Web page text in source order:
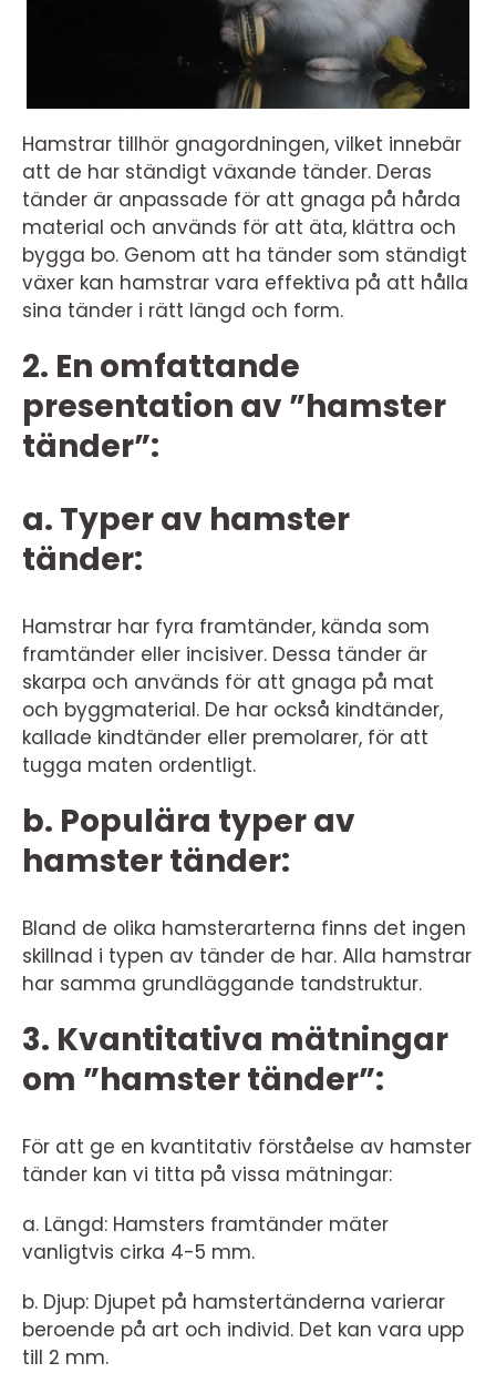
Hamstrar tillhör gnagordningen, vilket innebär
att de har ständigt växande tänder. Deras
tänder är anpassade för att gnaga på hårda
material och används för att äta, klättra och
bygga bo. Genom att ha tänder som ständigt
växer kan hamstrar vara effektiva på att hålla
sina tänder i rätt längd och form.
2. En omfattande
presentation av ”hamster
tänder”:
a. Typer av hamster
tänder:
Hamstrar har fyra framtänder, kända som
framtänder eller incisiver. Dessa tänder är
skarpa och används för att gnaga på mat
och byggmaterial. De har också kindtänder,
kallade kindtänder eller premolarer, för att
tugga maten ordentligt.
b. Populära typer av
hamster tänder:
Bland de olika hamsterarterna finns det ingen
skillnad i typen av tänder de har. Alla hamstrar
har samma grundläggande tandstruktur.
3. Kvantitativa mätningar
om ”hamster tänder”:
För att ge en kvantitativ förståelse av hamster
tänder kan vi titta på vissa mätningar:
a. Längd: Hamsters framtänder mäter
vanligtvis cirka 4-5 mm.
b. Djup: Djupet på hamstertänderna varierar
beroende på art och individ. Det kan vara upp
till 2 mm.